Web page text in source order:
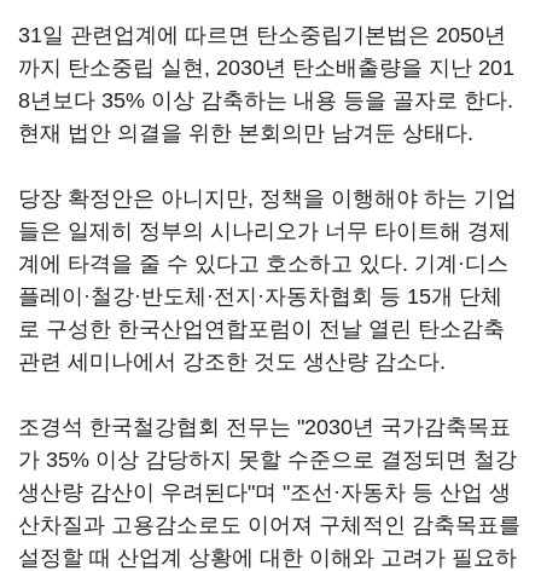
31일 관련업계에 따르면 탄소중립기본법은 2050년
까지 탄소중립 실현, 2030년 탄소배출량을 지난 201
8년보다 35% 이상 감축하는 내용 등을 골자로 한다.
현재 법안 의결을 위한 본회의만 남겨둔 상태다.
당장 확정안은 아니지만, 정책을 이행해야 하는 기업
들은 일제히 정부의 시나리오가 너무 타이트해 경제
계에 타격을 줄 수 있다고 호소하고 있다. 기계·디스
플레이·철강·반도체·전지·자동차협회 등 15개 단체
로 구성한 한국산업연합포럼이 전날 열린 탄소감축
관련 세미나에서 강조한 것도 생산량 감소다.
조경석 한국철강협회 전무는 "2030년 국가감축목표
가 35% 이상 감당하지 못할 수준으로 결정되면 철강
생산량 감산이 우려된다"며 "조선·자동차 등 산업 생
산차질과 고용감소로도 이어져 구체적인 감축목표를
설정할 때 산업계 상황에 대한 이해와 고려가 필요하